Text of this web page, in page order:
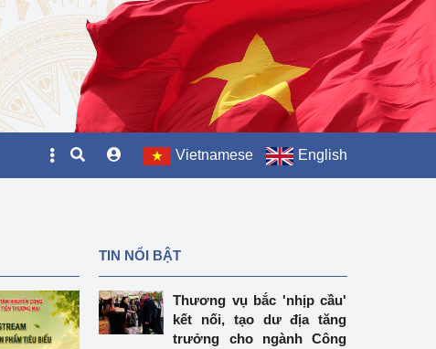
Vietnamese English
TIN NỔI BẬT
Thương vụ bắc 'nhịp cầu'
kết nối, tạo dư địa tăng
trưởng cho ngành Công